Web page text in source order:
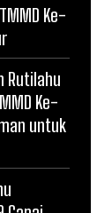
Ke-
Rutilahu
Ke-
untuk